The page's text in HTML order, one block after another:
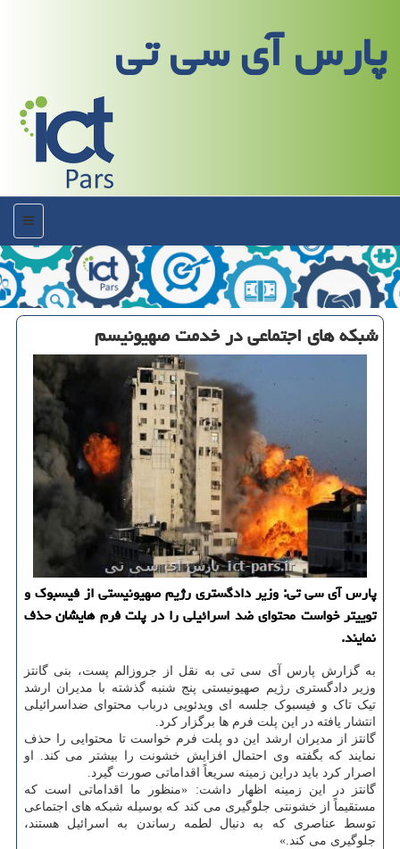
پارس آی سی تی
منو
شبكه های اجتماعی در خدمت صهیونیسم
پارس آی سی تی: وزیر دادگستری رژیم صهیونیستی از فیسبوک و
توییتر خواست محتوای ضد اسرائیلی را در پلت فرم هایشان حذف
نمایند.
به گزارش پارس آی سی تی به نقل از جروزالم پست، بنی گانتز
وزیر دادگستری رژیم صهیونیستی پنج شنبه گذشته با مدیران ارشد
تیک تاک و فیسبوک جلسه ای ویدئویی درباب محتوای ضداسرائیلی
انتشار یافته در این پلت فرم ها برگزار کرد.
گانتز از مدیران ارشد این دو پلت فرم خواست تا محتوایی را حذف
نمایند که بگفته وی احتمال افزایش خشونت را بیشتر می کند. او
اصرار کرد باید دراین زمینه سریعاً اقداماتی صورت گیرد.
گانتز در این زمینه اظهار داشت: «منظور ما اقداماتی است که
مستقیماً از خشونتی جلوگیری می کند که بوسیله شبکه های اجتماعی
توسط عناصری که به دنبال لطمه رساندن به اسرائیل هستند،
جلوگیری می کند.»